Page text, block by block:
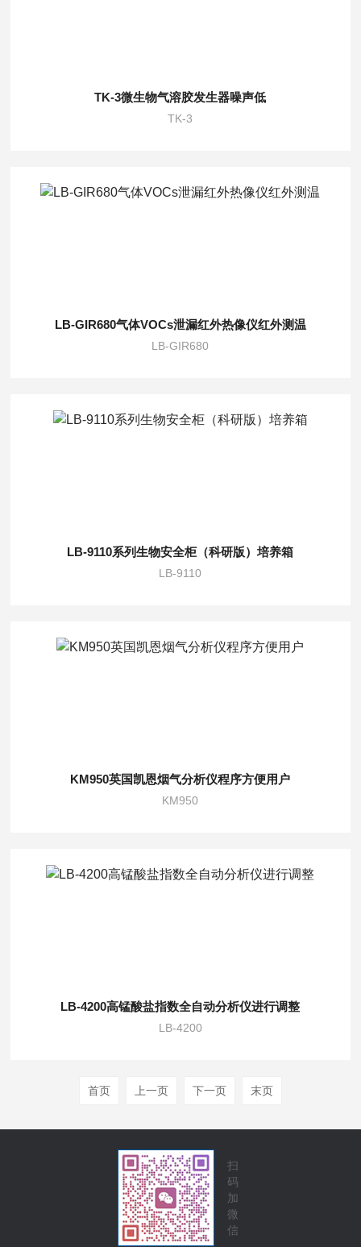
TK-3微生物气溶胶发生器噪声低
TK-3
LB-GIR680气体VOCs泄漏红外热像仪红外测温
LB-GIR680
LB-9110系列生物安全柜（科研版）培养箱
LB-9110
KM950英国凯恩烟气分析仪程序方便用户
KM950
LB-4200高锰酸盐指数全自动分析仪进行调整
LB-4200
首页 上一页 下一页 末页
扫
码
加
微
信